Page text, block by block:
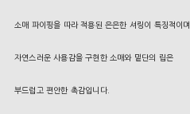
소매 파이핑을 따라 적용된 은은한 셔링이 특징적이며
자연스러운 사용감을 구현한 소매와 밑단의 립은
부드럽고 편안한 촉감입니다.